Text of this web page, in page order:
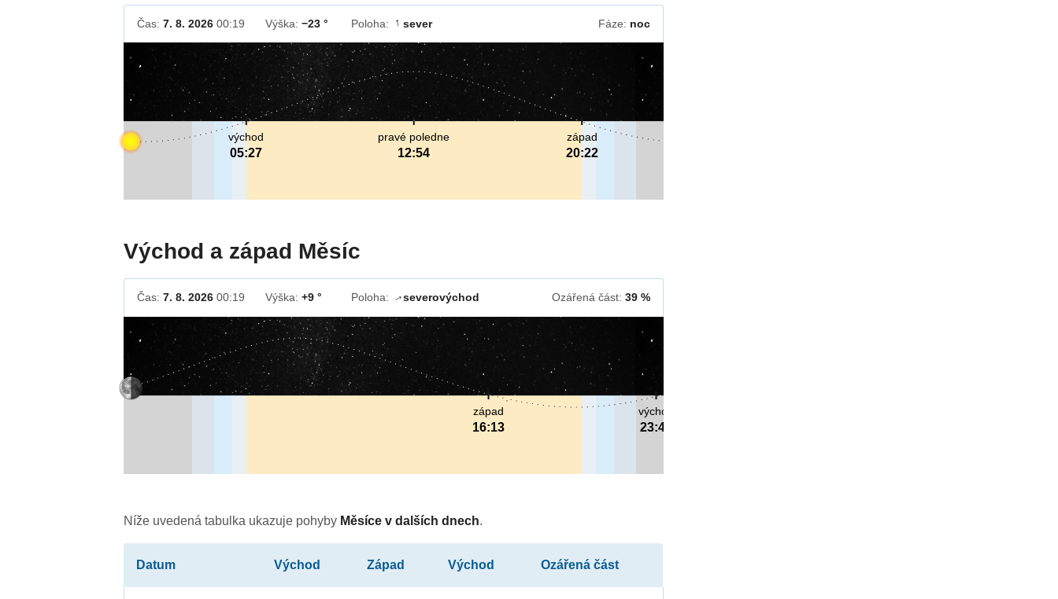
Čas:7. 8. 2026 00:19 Výška:−23 ° Poloha: ↓ sever Fáze: noc
pravé poledne
12:54
východ
05:27
západ
20:22
Východ a západ Měsíc
Čas:7. 8. 2026 00:19 Výška:+9 ° Poloha: ↓severovýchod Ozářená část: 39 %
východ
23:40
západ
16:13
Níže uvedená tabulka ukazuje pohyby Měsíce v dalších dnech.
Datum Východ Západ Východ Ozářená část